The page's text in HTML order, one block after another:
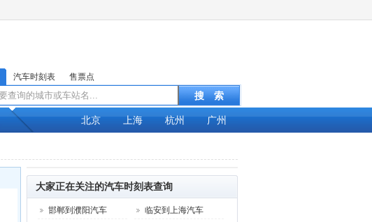
汽车时刻表 售票点
北京 上海 杭州 广州
大家正在关注的汽车时刻表查询
邯郸到濮阳汽车
临安到上海汽车